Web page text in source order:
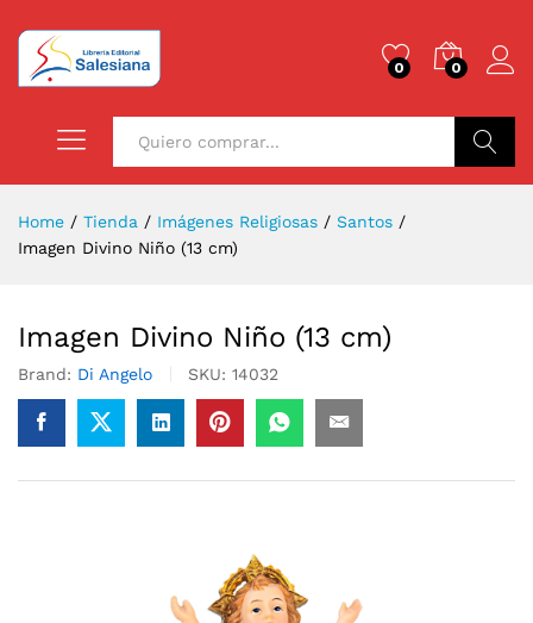
0 0
Home / Tienda / Imágenes Religiosas / Santos /
Imagen Divino Niño (13 cm)
Imagen Divino Niño (13 cm)
Brand: Di Angelo SKU: 14032